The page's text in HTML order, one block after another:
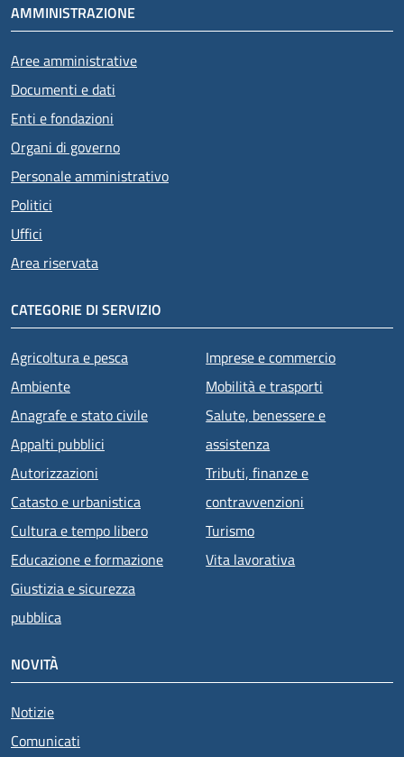
AMMINISTRAZIONE
Aree amministrative
Documenti e dati
Enti e fondazioni
Organi di governo
Personale amministrativo
Politici
Uffici
Area riservata
CATEGORIE DI SERVIZIO
Agricoltura e pesca
Ambiente
Anagrafe e stato civile
Appalti pubblici
Autorizzazioni
Catasto e urbanistica
Cultura e tempo libero
Educazione e formazione
Giustizia e sicurezza
pubblica
Imprese e commercio
Mobilità e trasporti
Salute, benessere e
assistenza
Tributi, finanze e
contravvenzioni
Turismo
Vita lavorativa
NOVITÀ
Notizie
Comunicati